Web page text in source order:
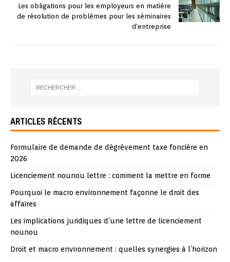
Les obligations pour les employeurs en matière
de résolution de problèmes pour les séminaires
d’entreprise
ARTICLES RÉCENTS
Formulaire de demande de dégrèvement taxe foncière en
2026
Licenciement nounou lettre : comment la mettre en forme
Pourquoi le macro environnement façonne le droit des
affaires
Les implications juridiques d’une lettre de licenciement
nounou
Droit et macro environnement : quelles synergies à l’horizon